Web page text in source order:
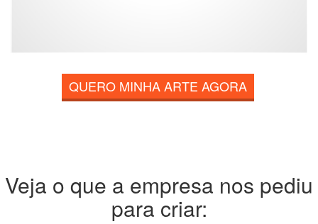
QUERO MINHA ARTE AGORA
Veja o que a empresa nos pediu
para criar: